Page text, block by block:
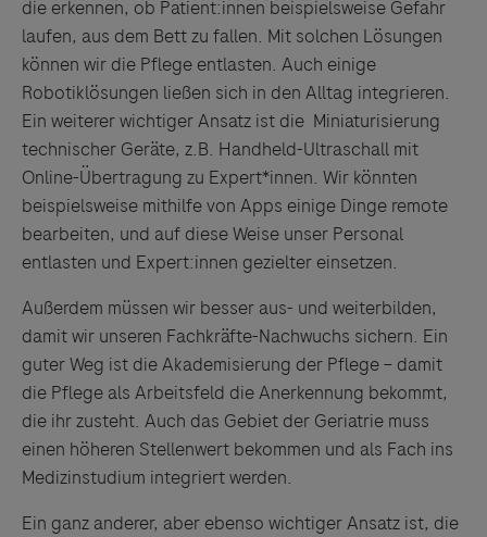
die erkennen, ob Patient:innen beispielsweise Gefahr
laufen, aus dem Bett zu fallen. Mit solchen Lösungen
können wir die Pflege entlasten. Auch einige
Robotiklösungen ließen sich in den Alltag integrieren.
Ein weiterer wichtiger Ansatz ist die Miniaturisierung
technischer Geräte, z.B. Handheld-Ultraschall mit
Online-Übertragung zu Expert*innen. Wir könnten
beispielsweise mithilfe von Apps einige Dinge remote
bearbeiten, und auf diese Weise unser Personal
entlasten und Expert:innen gezielter einsetzen.
Außerdem müssen wir besser aus- und weiterbilden,
damit wir unseren Fachkräfte-Nachwuchs sichern. Ein
guter Weg ist die Akademisierung der Pflege – damit
die Pflege als Arbeitsfeld die Anerkennung bekommt,
die ihr zusteht. Auch das Gebiet der Geriatrie muss
einen höheren Stellenwert bekommen und als Fach ins
Medizinstudium integriert werden.
Ein ganz anderer, aber ebenso wichtiger Ansatz ist, die